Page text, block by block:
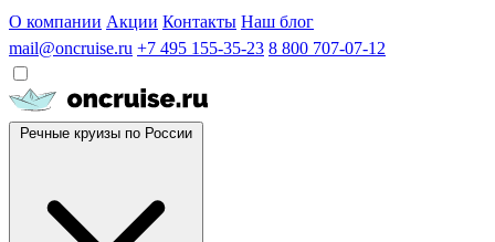
О компании Акции Контакты Наш блог
mail@oncruise.ru +7 495 155-35-23 8 800 707-07-12